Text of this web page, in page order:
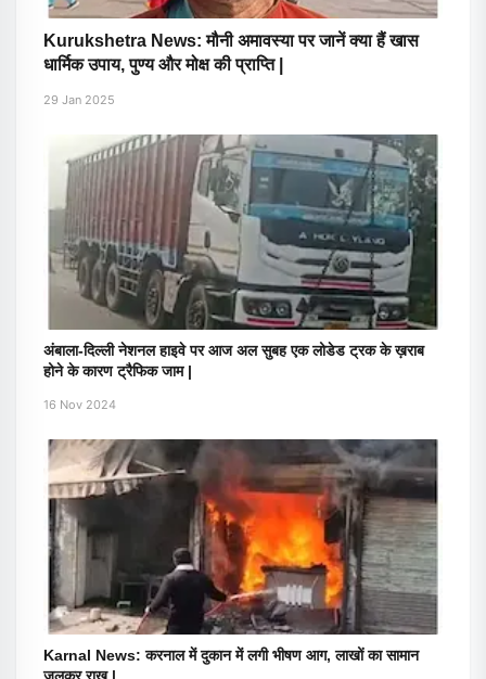
Kurukshetra News: मौनी अमावस्या पर जानें क्या हैं खास
धार्मिक उपाय, पुण्य और मोक्ष की प्राप्ति |
29 Jan 2025
अंबाला-दिल्ली नेशनल हाइवे पर आज अल सुबह एक लोडेड ट्रक के ख़राब
होने के कारण ट्रैफिक जाम |
16 Nov 2024
Karnal News: करनाल में दुकान में लगी भीषण आग, लाखों का सामान